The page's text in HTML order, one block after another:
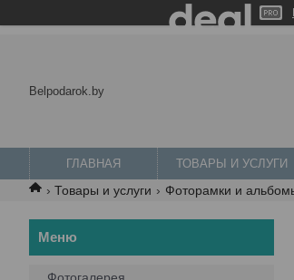
Belpodarok.by
ГЛАВНАЯ ТОВАРЫ И УСЛУГИ
Товары и услуги Фоторамки и